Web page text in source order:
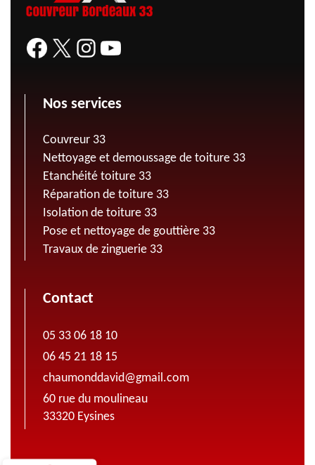
Nos services
Couvreur 33
Nettoyage et demoussage de toiture 33
Etanchéité toiture 33
Réparation de toiture 33
Isolation de toiture 33
Pose et nettoyage de gouttière 33
Travaux de zinguerie 33
Contact
05 33 06 18 10
06 45 21 18 15
chaumonddavid@gmail.com
60 rue du moulineau
33320 Eysines